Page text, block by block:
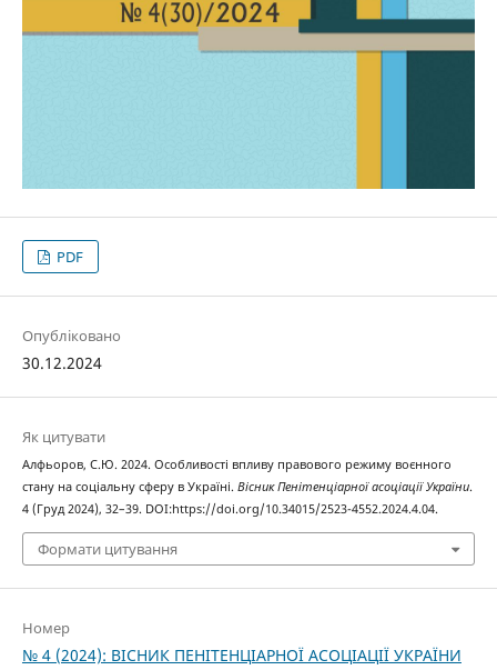
PDF
Опубліковано
30.12.2024
Як цитувати
Алфьоров, С.Ю. 2024. Особливості впливу правового режиму воєнного
стану на соціальну сферу в Україні. Вісник Пенітенціарної асоціації України.
4 (Груд 2024), 32–39. DOI:https://doi.org/10.34015/2523-4552.2024.4.04.
Формати цитування
Номер
№ 4 (2024): ВІСНИК ПЕНІТЕНЦІАРНОЇ АСОЦІАЦІЇ УКРАЇНИ